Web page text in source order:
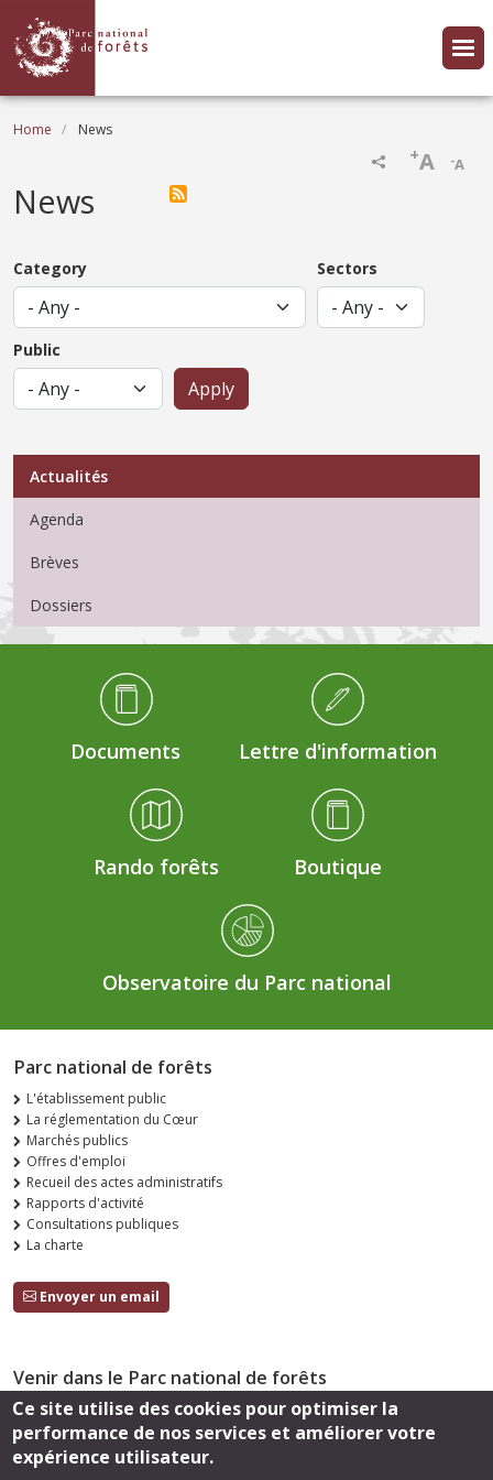
Breadcrumb
Home News
-A
+A
News
Category Sectors
Public
Menu Actualités
Actualités
Agenda
Brèves
Dossiers
Médiathèque Footer
Documents Lettre d'information
Rando forêts Boutique
Observatoire du Parc national
Parc national de forêts
L'établissement public
La réglementation du Cœur
Marchés publics
Offres d'emploi
Recueil des actes administratifs
Rapports d'activité
Consultations publiques
La charte
Envoyer un email
Venir dans le Parc national de forêts
Accès
Suivez-nous
Ce site utilise des cookies pour optimiser la
performance de nos services et améliorer votre
expérience utilisateur.